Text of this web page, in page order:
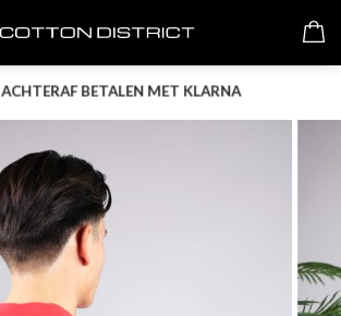
ACHTERAF BETALEN MET KLARNA